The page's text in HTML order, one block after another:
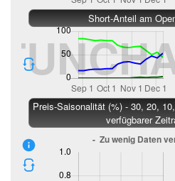
Short-Anteil am
Preis-Saisonalität (%) - 30, 20,
verfügbarer